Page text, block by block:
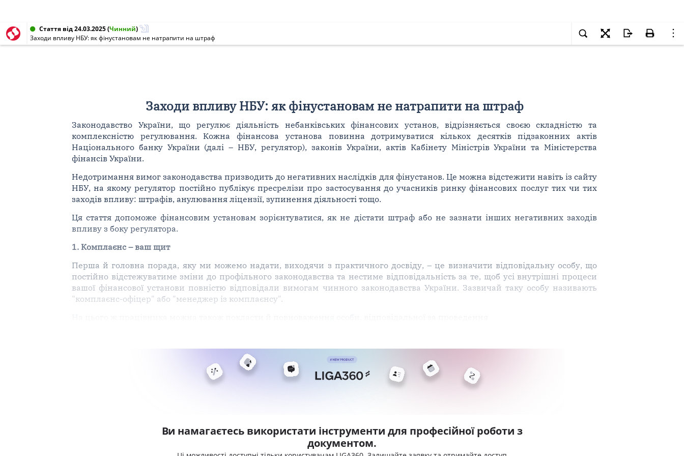
Стаття від 24.03.2025(Чинний)
Заходи впливу НБУ: як фінустановам не натрапити на штраф
Заходи впливу НБУ: як фінустановам не натрапити на штраф
Законодавство України, що регулює діяльність небанківських фінансових установ, відрізняється своєю складністю та
комплексністю регулювання. Кожна фінансова установа повинна дотримуватися кількох десятків підзаконних актів
Національного банку України (далі – НБУ, регулятор), законів України, актів Кабінету Міністрів України та Міністерства
фінансів України.
Недотримання вимог законодавства призводить до негативних наслідків для фінустанов. Це можна відстежити навіть із сайту
НБУ, на якому регулятор постійно публікує пресрелізи про застосування до учасників ринку фінансових послуг тих чи тих
заходів впливу: штрафів, анулювання ліцензії, зупинення діяльності тощо.
Ця стаття допоможе фінансовим установам зорієнтуватися, як не дістати штраф або не зазнати інших негативних заходів
впливу з боку регулятора.
1. Комплаєнс – ваш щит
Перша й головна порада, яку ми можемо надати, виходячи з практичного досвіду, – це визначити відповідальну особу, що
постійно відстежуватиме зміни до профільного законодавства та нестиме відповідальність за те, щоб усі внутрішні процеси
вашої фінансової установи повністю відповідали вимогам чинного законодавства України. Зазвичай таку особу називають
"комплаєнс-офіцер" або "менеджер із комплаєнсу".
Ви намагаєтесь використати інструменти для професійної роботи з
документом.